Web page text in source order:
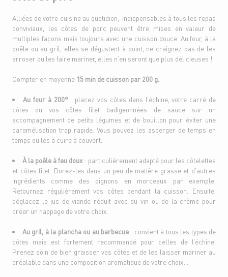
Alliées de votre cuisine au quotidien, indispensables à tous les repas
conviviaux, les côtes de porc peuvent être mises en valeur de
multiples façons mais toujours avec une cuisson douce. Au four, à la
poêle ou au gril, elles se dégustent à point, ne craignez pas de les
arroser ou les faire mariner, elles n’en seront que plus délicieuses !
Compter en moyenne 15 min de cuisson par 200 g.
Au four à 200° : placez vos côtes dans l’échine, votre carré de
côtes ou vos côtes filet badigeonnées de sauce sur un
accompagnement de petits légumes et de bouillon pour éviter une
caramélisation trop rapide. Vous pouvez les asperger de temps en
temps ou les à cuire à couvert.
À la poêle à feu doux : particulièrement adapté pour les côtelettes
et côtes filet. Dorez-les dans un peu de matière grasse et d’autres
ingrédients comme des oignons en morceaux par exemple.
Retournez régulièrement vos côtes pendant la cuisson. Ensuite,
déglacez le jus de viande réduit avec du vin ou de la crème pour
créer un nappage de votre choix.
Au gril, à la plancha ou au barbecue : convient à tous les types de
côtes mais est fortement recommandé pour celles de l’échine.
Prenez soin de bien graisser vos côtes et de les laisser mariner au
préalable dans une composition aromatique de votre choix…